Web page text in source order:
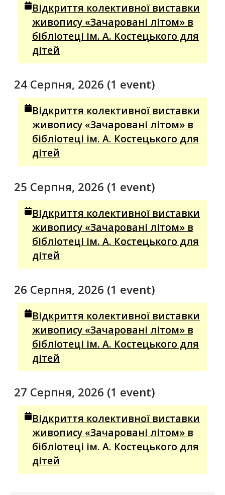
Відкриття колективної виставки
живопису «Зачаровані літом» в
бібліотеці ім. А. Костецького для
дітей
24 Серпня, 2026 (1 event)
Відкриття колективної виставки
живопису «Зачаровані літом» в
бібліотеці ім. А. Костецького для
дітей
25 Серпня, 2026 (1 event)
Відкриття колективної виставки
живопису «Зачаровані літом» в
бібліотеці ім. А. Костецького для
дітей
26 Серпня, 2026 (1 event)
Відкриття колективної виставки
живопису «Зачаровані літом» в
бібліотеці ім. А. Костецького для
дітей
27 Серпня, 2026 (1 event)
Відкриття колективної виставки
живопису «Зачаровані літом» в
бібліотеці ім. А. Костецького для
дітей